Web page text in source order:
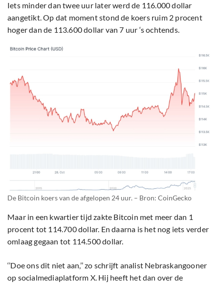
Iets minder dan twee uur later werd de 116.000 dollar
aangetikt. Op dat moment stond de koers ruim 2 procent
hoger dan de 113.600 dollar van 7 uur ‘s ochtends.
De Bitcoin koers van de afgelopen 24 uur. – Bron: CoinGecko
Maar in een kwartier tijd zakte Bitcoin met meer dan 1
procent tot 114.700 dollar. En daarna is het nog iets verder
omlaag gegaan tot 114.500 dollar.
‘’Doe ons dit niet aan,’’ zo schrijft analist Nebraskangooner
op socialmediaplatform X. Hij heeft het dan over de